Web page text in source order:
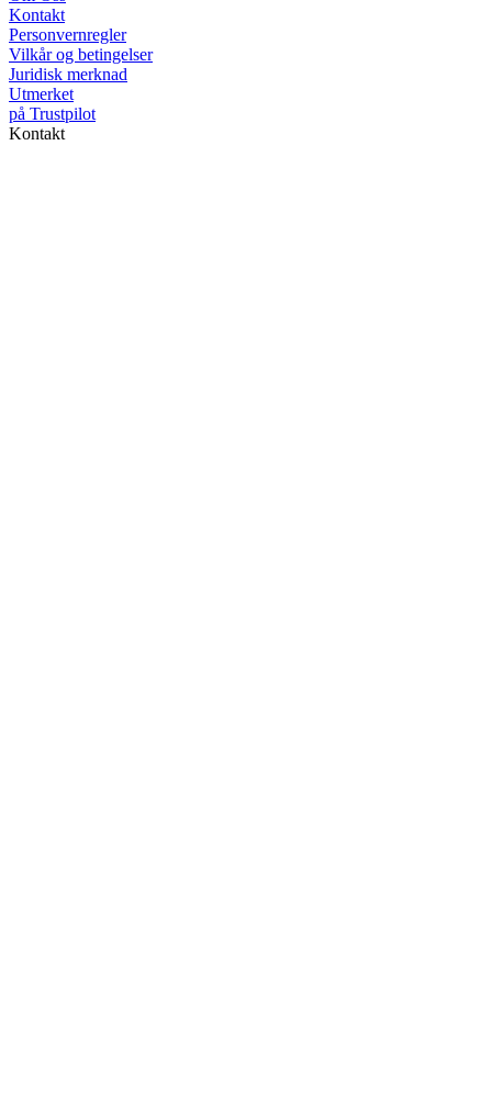
Kontakt
Personvernregler
Vilkår og betingelser
Juridisk merknad
Utmerket
på Trustpilot
Kontakt